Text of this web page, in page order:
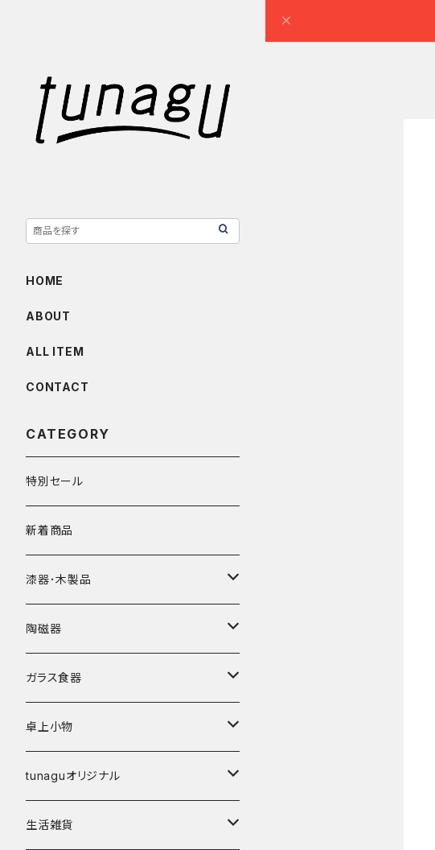
HOME
ABOUT
ALL ITEM
CONTACT
CATEGORY
特別セール
新着商品
漆器･木製品
皿
椀
弁当箱
その他
鉢
陶磁器
皿･プレート
鉢･ボウル
碗
丼
ガラス食器
カップ
鉢
卓上小物
箸
箸置き
tunaguオリジナル
マングローブ
生活雑貨